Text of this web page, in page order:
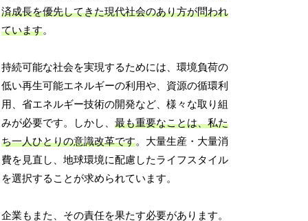
済成長を優先してきた現代社会のあり方が問われ
ています。
持続可能な社会を実現するためには、環境負荷の
低い再生可能エネルギーの利用や、資源の循環利
用、省エネルギー技術の開発など、様々な取り組
みが必要です。しかし、最も重要なことは、私た
ち一人ひとりの意識改革です。大量生産・大量消
費を見直し、地球環境に配慮したライフスタイル
を選択することが求められています。
企業もまた、その責任を果たす必要があります。